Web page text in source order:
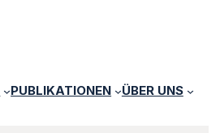
PUBLIKATIONEN ÜBER UNS